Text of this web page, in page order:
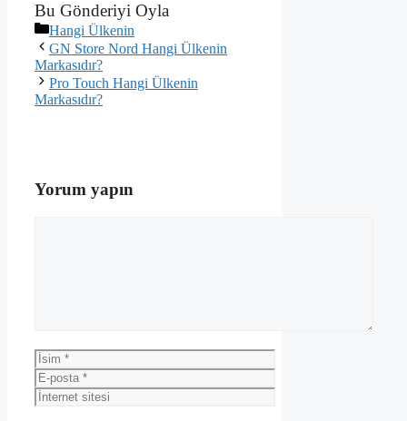
Bu Gönderiyi Oyla
Kategoriler
Hangi Ülkenin
GN Store Nord Hangi Ülkenin
Markasıdır?
Pro Touch Hangi Ülkenin
Markasıdır?
Yorum yapın
İsim
E-
posta
İnternet
sitesi